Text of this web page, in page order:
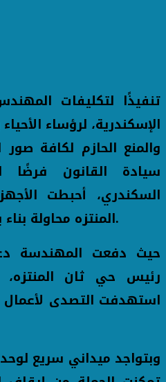
تنفيذًا لتكليفات
الإسكندرية، لرؤساء
والمنع الحازم لكافة صور
سيادة القانون فرضًا
السكندري، أحبطت
المنتزه محاولة بناء بدون ترخيص في المهد.
حيث دفعت المهندسة
رئيس حي ثان
استهدفت التصدى لأعمال
وبتواجد ميداني سريع